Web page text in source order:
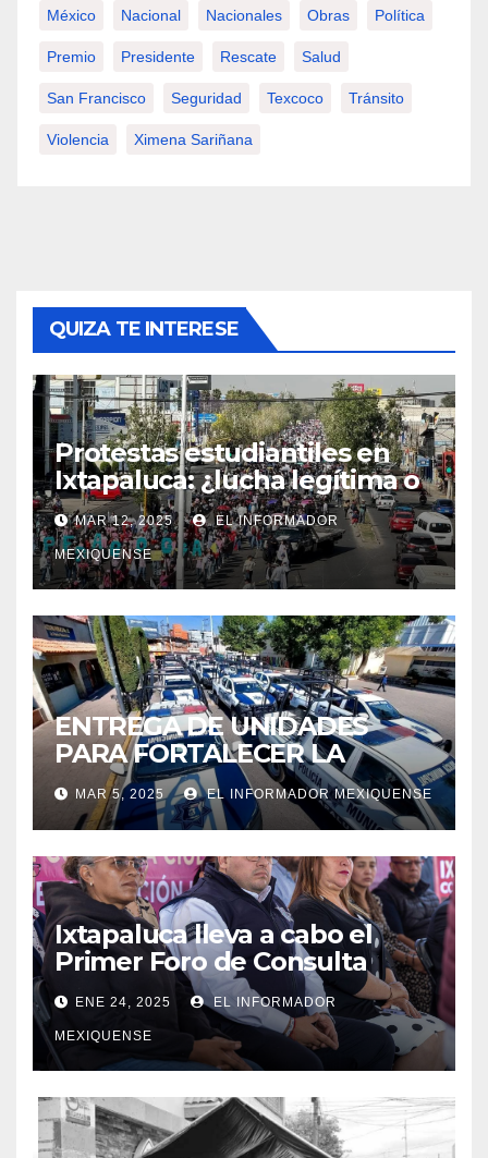
México Nacional Nacionales Obras Política
Premio Presidente Rescate Salud
San Francisco Seguridad Texcoco Tránsito
Violencia Ximena Sariñana
QUIZA TE INTERESE
Protestas estudiantiles en
Ixtapaluca: ¿lucha legítima o
presión política de Antorcha
Campesina?
MAR 12, 2025 EL INFORMADOR
MEXIQUENSE
ENTREGA DE UNIDADES
PARA FORTALECER LA
SEGURIDAD EN IXTAPALUCA
MAR 5, 2025 EL INFORMADOR MEXIQUENSE
Ixtapaluca lleva a cabo el
Primer Foro de Consulta
Ciudadana»
ENE 24, 2025 EL INFORMADOR
MEXIQUENSE